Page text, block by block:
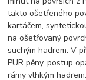
takto ošetřeného
kartáčem,
na ošetřovaný
suchým hadrem. V
PUR pěny, postup
rámy vlhkým